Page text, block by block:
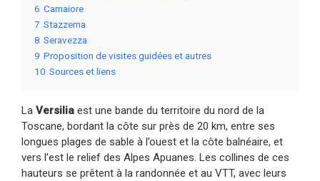
6 Camaiore
7 Stazzema
8 Seravezza
9 Proposition de visites guidées et autres
10 Sources et liens
La Versilia est une bande du territoire du nord de la
Toscane, bordant la côte sur près de 20 km, entre ses
longues plages de sable à l’ouest et la côte balnéaire, et
vers l’est le relief des Alpes Apuanes. Les collines de ces
hauteurs se prêtent à la randonnée et au VTT, avec leurs